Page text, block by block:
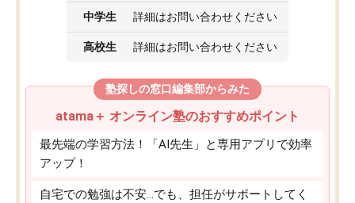
中学生 詳細はお問い合わせください
高校生 詳細はお問い合わせください
塾探しの窓口編集部からみた
atama＋ オンライン塾のおすすめポイント
最先端の学習方法！「AI先生」と専用アプリで効率
アップ！
自宅での勉強は不安…でも、担任がサポートしてく